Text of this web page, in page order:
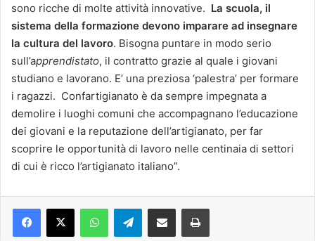
sono ricche di molte attività innovative. La scuola, il
sistema della formazione devono imparare ad insegnare
la cultura del lavoro. Bisogna puntare in modo serio
sull’apprendistato, il contratto grazie al quale i giovani
studiano e lavorano. E’ una preziosa ‘palestra’ per formare
i ragazzi. Confartigianato è da sempre impegnata a
demolire i luoghi comuni che accompagnano l’educazione
dei giovani e la reputazione dell’artigianato, per far
scoprire le opportunità di lavoro nelle centinaia di settori
di cui è ricco l’artigianato italiano”.
Telegram